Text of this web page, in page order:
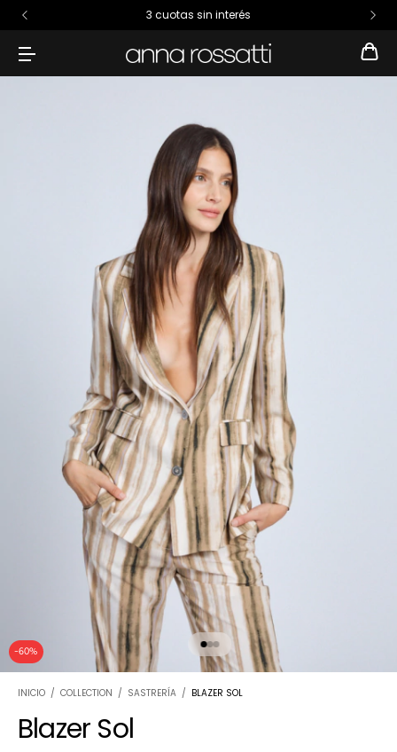
3 cuotas sin interés
-60%
INICIO / COLLECTION / SASTRERÍA / BLAZER SOL
Blazer Sol